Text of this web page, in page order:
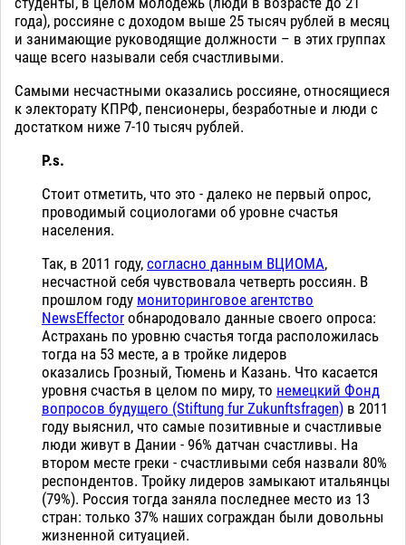
года), россияне с доходом выше 25 тысяч рублей в месяц
и занимающие руководящие должности – в этих группах
чаще всего называли себя счастливыми.
Самыми несчастными оказались россияне, относящиеся
к электорату КПРФ, пенсионеры, безработные и люди с
достатком ниже 7-10 тысяч рублей.
P.s.
Стоит отметить, что это - далеко не первый опрос,
проводимый социологами об уровне счастья
населения.
Так, в 2011 году, согласно данным ВЦИОМА,
несчастной себя чувствовала четверть россиян. В
прошлом году мониторинговое агентство
NewsEffector обнародовало данные своего опроса:
Астрахань по уровню счастья тогда расположилась
тогда на 53 месте, а в тройке лидеров
оказались Грозный, Тюмень и Казань. Что касается
уровня счастья в целом по миру, то немецкий Фонд
вопросов будущего (Stiftung fur Zukunftsfragen) в 2011
году выяснил, что самые позитивные и счастливые
люди живут в Дании - 96% датчан счастливы. На
втором месте греки - счастливыми себя назвали 80%
респондентов. Тройку лидеров замыкают итальянцы
(79%). Россия тогда заняла последнее место из 13
стран: только 37% наших сограждан были довольны
жизненной ситуацией.